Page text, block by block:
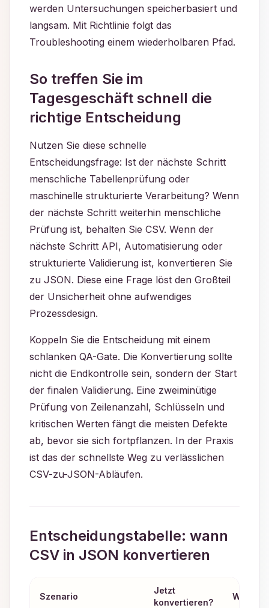
werden Untersuchungen speicherbasiert und
langsam. Mit Richtlinie folgt das
Troubleshooting einem wiederholbaren Pfad.
So treffen Sie im
Tagesgeschäft schnell die
richtige Entscheidung
Nutzen Sie diese schnelle
Entscheidungsfrage: Ist der nächste Schritt
menschliche Tabellenprüfung oder
maschinelle strukturierte Verarbeitung? Wenn
der nächste Schritt weiterhin menschliche
Prüfung ist, behalten Sie CSV. Wenn der
nächste Schritt API, Automatisierung oder
strukturierte Validierung ist, konvertieren Sie
zu JSON. Diese eine Frage löst den Großteil
der Unsicherheit ohne aufwendiges
Prozessdesign.
Koppeln Sie die Entscheidung mit einem
schlanken QA-Gate. Die Konvertierung sollte
nicht die Endkontrolle sein, sondern der Start
der finalen Validierung. Eine zweiminütige
Prüfung von Zeilenanzahl, Schlüsseln und
kritischen Werten fängt die meisten Defekte
ab, bevor sie sich fortpflanzen. In der Praxis
ist das der schnellste Weg zu verlässlichen
CSV-zu-JSON-Abläufen.
Entscheidungstabelle: wann
CSV in JSON konvertieren
Szenario
Jetzt
konvertieren?
Warum